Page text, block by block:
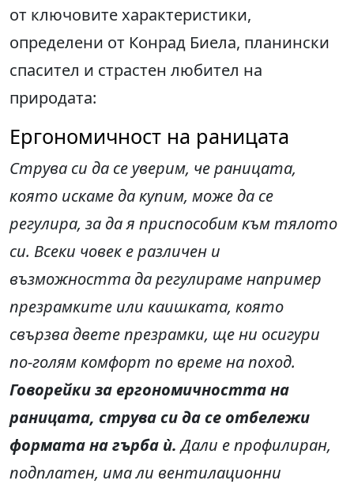
от ключовите характеристики,
определени от Конрад Биела, планински
спасител и страстен любител на
природата:
Ергономичност на раницата
Струва си да се уверим, че раницата,
която искаме да купим, може да се
регулира, за да я приспособим към тялото
си. Всеки човек е различен и
възможността да регулираме например
презрамките или каишката, която
свързва двете презрамки, ще ни осигури
по-голям комфорт по време на поход.
Говорейки за ергономичността на
раницата, струва си да се отбележи
формата на гърба ѝ. Дали е профилиран,
подплатен, има ли вентилационни